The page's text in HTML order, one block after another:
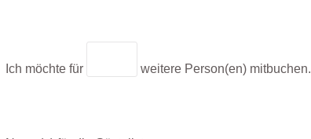
Ich möchte für weitere Person(en) mitbuchen.